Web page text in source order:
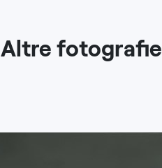
Altre fotografie